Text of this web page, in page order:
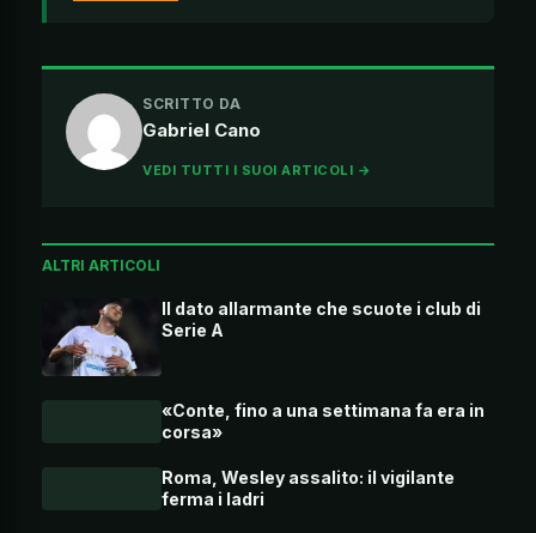
SCRITTO DA
Gabriel Cano
VEDI TUTTI I SUOI ARTICOLI →
ALTRI ARTICOLI
Il dato allarmante che scuote i club di
Serie A
«Conte, fino a una settimana fa era in
corsa»
Roma, Wesley assalito: il vigilante
ferma i ladri